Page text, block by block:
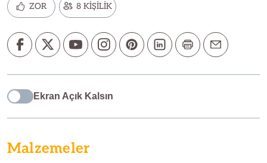
ZOR 8 KİŞİLİK
Ekran Açık Kalsın
Malzemeler